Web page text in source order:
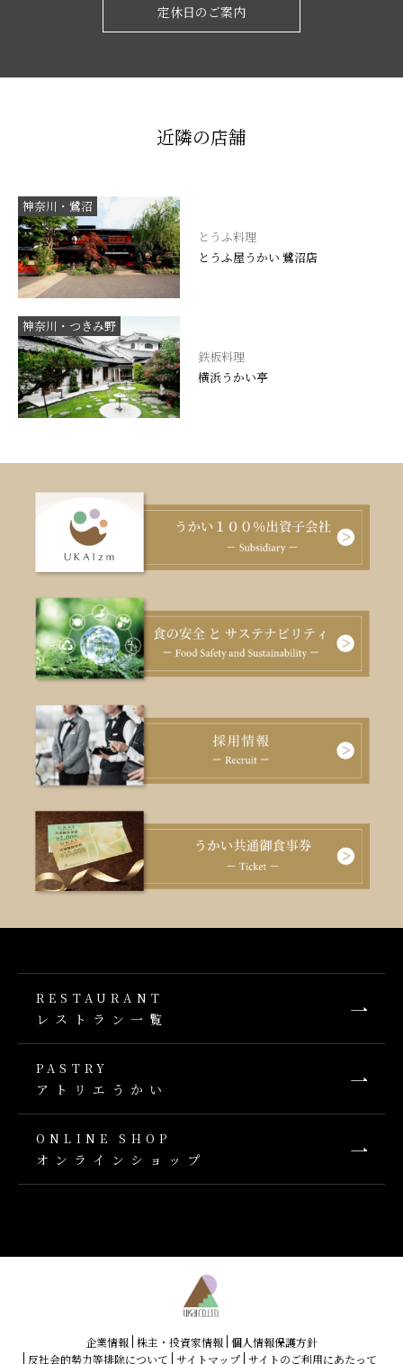
定休日のご案内
近隣の店舗
神奈川・鷺沼
とうふ料理
とうふ屋うかい 鷺沼店
神奈川・つきみ野
鉄板料理
横浜うかい亭
RESTAURANT
レストラン一覧
PASTRY
アトリエうかい
ONLINE SHOP
オンラインショップ
企業情報 株主・投資家情報 個人情報保護方針
反社会的勢力等排除について
サイトマップ サイトのご利用にあたって